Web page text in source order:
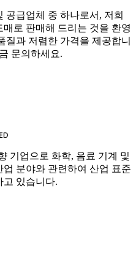
공급업체 중 하나로서, 저희
로 판매해 드리는 것을 환영
질과 저렴한 가격을 제공합니
문의하세요.
기업으로 화학, 음료 기계 및
분야와 관련하여 산업 표준
고 있습니다.